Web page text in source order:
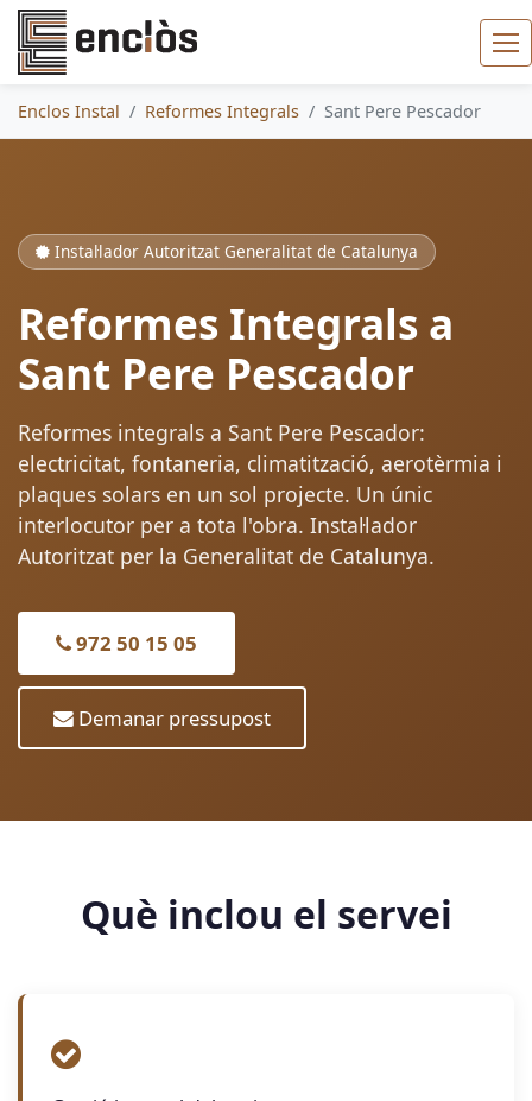
Enclos Instal Reformes Integrals Sant Pere Pescador
Instal·lador Autoritzat Generalitat de Catalunya
Reformes Integrals a
Sant Pere Pescador
Reformes integrals a Sant Pere Pescador:
electricitat, fontaneria, climatització, aerotèrmia i
plaques solars en un sol projecte. Un únic
interlocutor per a tota l'obra. Instal·lador
Autoritzat per la Generalitat de Catalunya.
972 50 15 05
Demanar pressupost
Què inclou el servei